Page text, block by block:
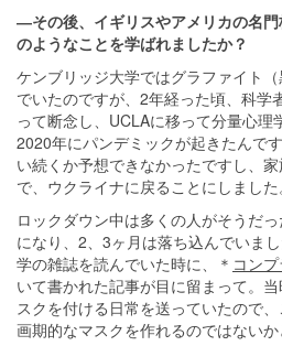
―その後、イギリスやアメリカの名
のようなことを学ばれましたか？
ケンブリッジ大学ではグラファイト
でいたのですが、2年経った頃、科学
って断念し、UCLAに移って分量心理
2020年にパンデミックが起きたんで
い続くか予想できなかったですし、
で、ウクライナに戻ることにしました。
ロックダウン中は多くの人がそうだ
になり、2、3ヶ月は落ち込んでいま
学の雑誌を読んでいた時に、＊ コン
いて書かれた記事が目に留まって。
スクを付ける日常を送っていたので
画期的なマスクを作れるのではないか